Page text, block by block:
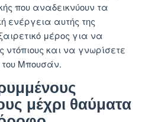
που αναδεικνύουν τα
ενέργεια αυτής της
μέρος για να
και να γνωρίσετε
του Μπουσάν.
μέχρι θαύματα